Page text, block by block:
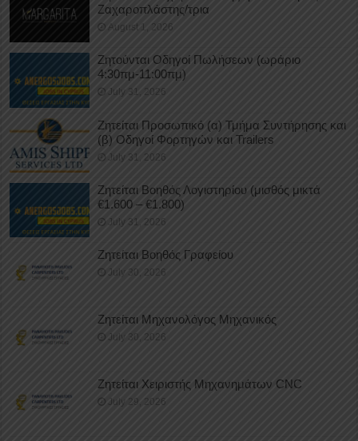
Ζαχαροπλάστης/τρια
August 1, 2026
Ζητούνται Οδηγοί Πωλήσεων (ωράριο
4:30πμ-11:00πμ)
July 31, 2026
Ζητείται Προσωπικό (α) Τμήμα Συντήρησης και
(β) Οδηγοί Φορτηγών και Trailers
July 31, 2026
Ζητείται Βοηθός Λογιστηρίου (μισθός μικτά
€1.600 – €1.800)
July 31, 2026
Ζητείται Βοηθός Γραφείου
July 30, 2026
Ζητείται Μηχανολόγος Μηχανικός
July 30, 2026
Ζητείται Χειριστής Μηχανημάτων CNC
July 29, 2026